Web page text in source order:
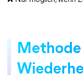
Methode